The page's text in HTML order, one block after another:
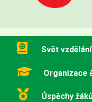
Svět vzdělání
Organizace
Úspěchy